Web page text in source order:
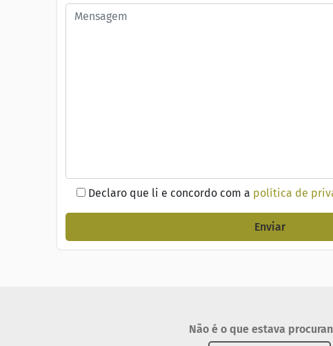
Declaro que li e concordo com a política de
Não é o que estava